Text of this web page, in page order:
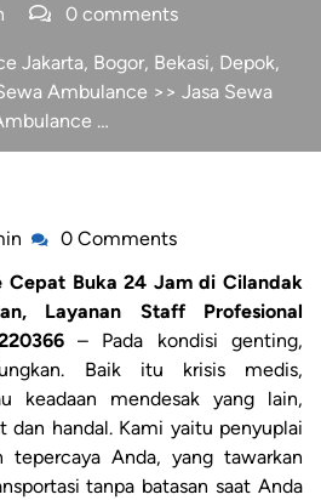
0 comments
Jakarta, Bogor, Bekasi, Depok,
Ambulance >> Jasa Sewa
…
0 Comments
Cepat Buka 24 Jam di Cilandak
Layanan Staff Profesional
– Pada kondisi genting,
Baik itu krisis medis,
keadaan mendesak yang lain,
dan handal. Kami yaitu penyuplai
tepercaya Anda, yang tawarkan
tanpa batasan saat Anda